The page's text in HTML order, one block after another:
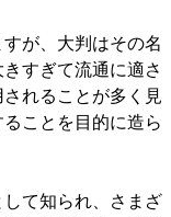
が、大判はその名
すぎて流通に適さ
れることが多く見
ことを目的に造ら
て知られ、さまざ